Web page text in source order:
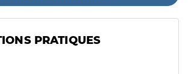
PRATIQUES